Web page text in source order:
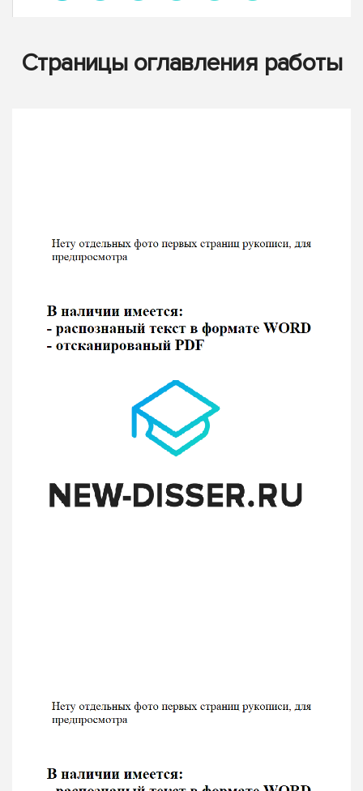
Страницы оглавления работы